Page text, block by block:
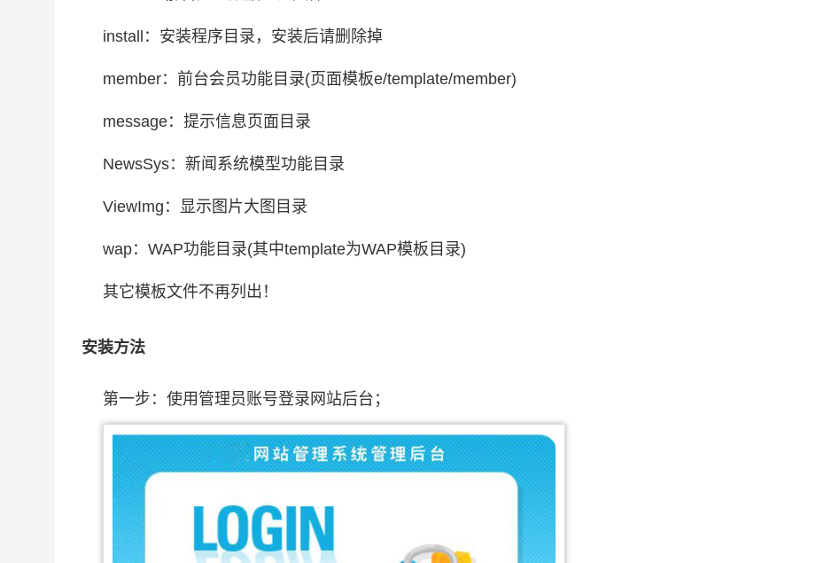
install：安装程序目录，安装后请删除掉
member：前台会员功能目录(页面模板e/template/member)
message：提示信息页面目录
NewsSys：新闻系统模型功能目录
ViewImg：显示图片大图目录
wap：WAP功能目录(其中template为WAP模板目录)
其它模板文件不再列出！
安装方法
第一步：使用管理员账号登录网站后台；